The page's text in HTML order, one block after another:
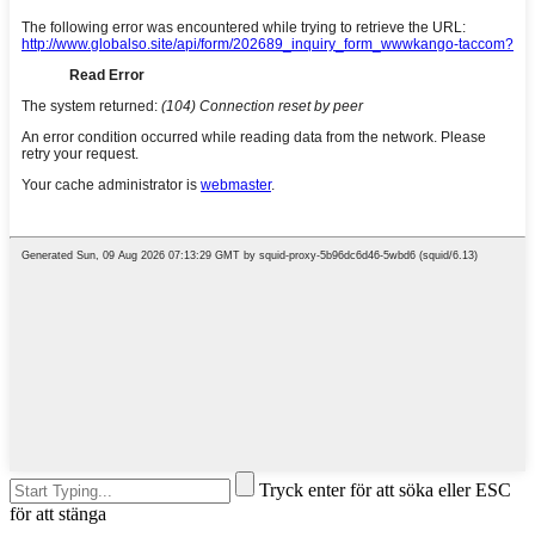
Tryck enter för att söka eller ESC
för att stänga